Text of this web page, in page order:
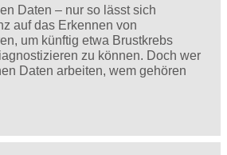
Daten – nur so lässt sich
auf das Erkennen von
um künftig etwa Brustkrebs
zu können. Doch wer
Daten arbeiten, wem gehören